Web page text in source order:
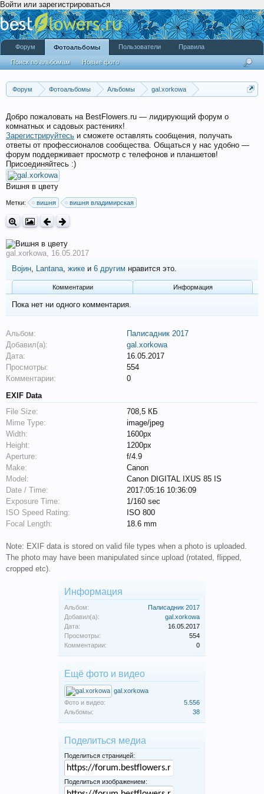
Войти или зарегистрироваться
Форум Фотоальбомы Альбомы
gal.xorkowa
Добро пожаловать на BestFlowers.ru — лидирующий форум о
комнатных и садовых растениях!
Зарегистрируйтесь и сможете оставлять сообщения, получать
ответы от профессионалов сообщества. Общаться у нас удобно —
форум поддерживает просмотр с телефонов и планшетов!
Присоединяйтесь :)
Вишня в цвету
Метки: вишня вишня владимирская
gal.xorkowa, 16.05.2017
Војин, Lantana, жике и 6 другим нравится это.
Комментарии Информация
Пока нет ни одного комментария.
Альбом:
Палисадник 2017
Добавил(а):
gal.xorkowa
Дата:
16.05.2017
Просмотры:
554
Комментарии:
0
EXIF Data
File Size:
708,5 КБ
Mime Type:
image/jpeg
Width:
1600px
Height:
1200px
Aperture:
f/4.9
Make:
Canon
Model:
Canon DIGITAL IXUS 85 IS
Date / Time:
2017:05:16 10:36:09
Exposure Time:
1/160 sec
ISO Speed Rating:
ISO 800
Focal Length:
18.6 mm
Note: EXIF data is stored on valid file types when a photo is uploaded.
The photo may have been manipulated since upload (rotated, flipped,
cropped etc).
Информация
Альбом:
Палисадник 2017
Добавил(а):
gal.xorkowa
Дата:
16.05.2017
Просмотры:
554
Комментарии:
0
Ещё фото и видео
gal.xorkowa
Фото и видео:
5.556
Альбомы:
38
Поделиться медиа
Поделиться страницей:
Поделиться изображением:
Форум Фотоальбомы
Поиск по альбомам Новые фото
Пользователи Правила